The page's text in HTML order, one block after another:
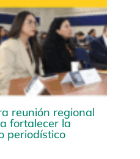
reunión regional
fortalecer la
periodístico